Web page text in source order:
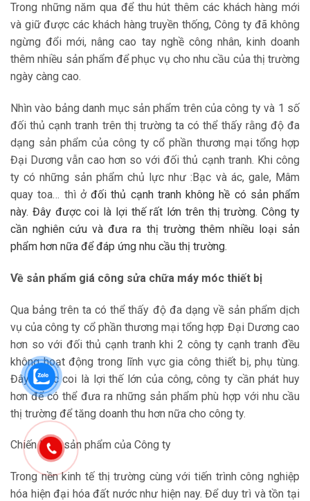
Trong những năm qua để thu hút thêm các khách hàng mới
và giữ được các khách hàng truyền thống, Công ty đã không
ngừng đổi mới, nâng cao tay nghề công nhân, kinh doanh
thêm nhiều sản phẩm để phục vụ cho nhu cầu của thị trường
ngày càng cao.
Nhìn vào bảng danh mục sản phẩm trên của công ty và 1 số
đối thủ cạnh tranh trên thị trường ta có thể thấy rằng độ đa
dạng sản phẩm của công ty cổ phần thương mại tổng hợp
Đại Dương vẫn cao hơn so với đối thủ cạnh tranh. Khi công
ty có những sản phẩm chủ lực như :Bạc và ác, gale, Mâm
quay toa… thì ở đối thủ cạnh tranh không hề có sản phẩm
này. Đây được coi là lợi thế rất lớn trên thị trường. Công ty
cần nghiên cứu và đưa ra thị trường thêm nhiều loại sản
phẩm hơn nữa để đáp ứng nhu cầu thị trường.
Về sản phẩm giá công sửa chữa máy móc thiết bị
Qua bảng trên ta có thể thấy độ đa dạng về sản phẩm dịch
vụ của công ty cổ phần thương mại tổng hợp Đại Dương cao
hơn so với đối thủ cạnh tranh khi 2 công ty cạnh tranh đều
không hoạt động trong lĩnh vực gia công thiết bị, phụ tùng.
Đây được coi là lợi thế lớn của công, công ty cần phát huy
hơn để có thể đưa ra những sản phẩm phù hợp với nhu cầu
thị trường để tăng doanh thu hơn nữa cho công ty.
Chiến lược sản phẩm của Công ty
Trong nền kinh tế thị trường cùng với tiến trình công nghiệp
hóa hiện đại hóa đất nước như hiện nay. Để duy trì và tồn tại